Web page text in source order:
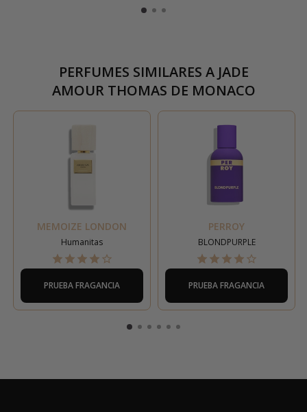
PERFUMES SIMILARES AJADE
AMOUR THOMAS DE MONACO
MEMOIZE LONDON
Humanitas
PRUEBA FRAGANCIA
PERROY
BLONDPURPLE
PRUEBA FRAGANCIA